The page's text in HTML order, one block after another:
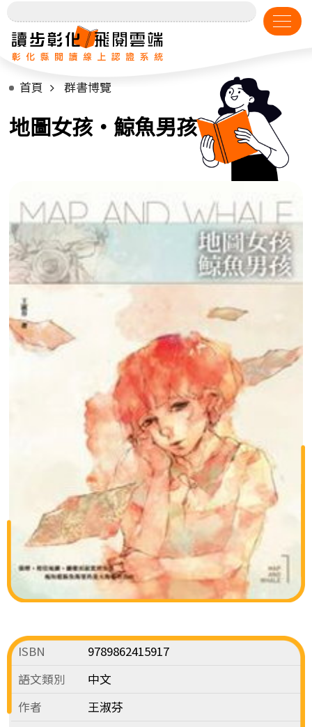
首頁 群書博覽
地圖女孩‧鯨魚男孩
ISBN
9789862415917
語文類別
中文
作者
王淑芬